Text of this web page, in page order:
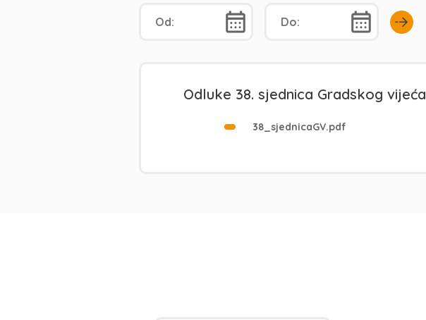
Odluke 38. sjednica Gradskog vijeća
38_sjednicaGV.pdf